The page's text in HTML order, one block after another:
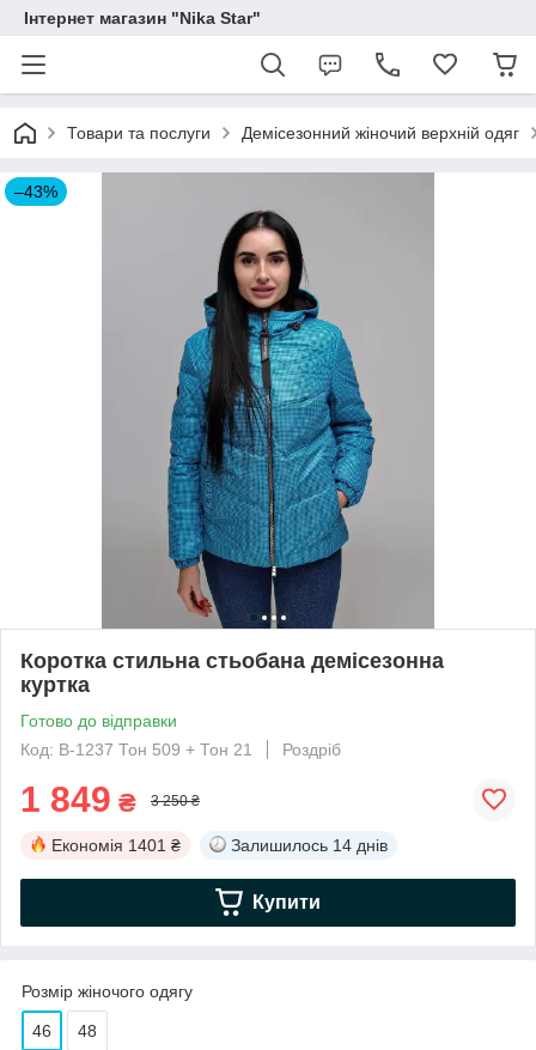
Інтернет магазин "Nika Star"
Товари та послуги Демісезонний жіночий верхній одяг
–43%
Коротка стильна стьобана демісезонна
куртка
Готово до відправки
Код: В-1237 Тон 509 + Тон 21
Роздріб
1 849 ₴ 3 250 ₴
Економія 1401 ₴ Залишилось 14 днів
Купити
Розмір жіночого одягу
46 48